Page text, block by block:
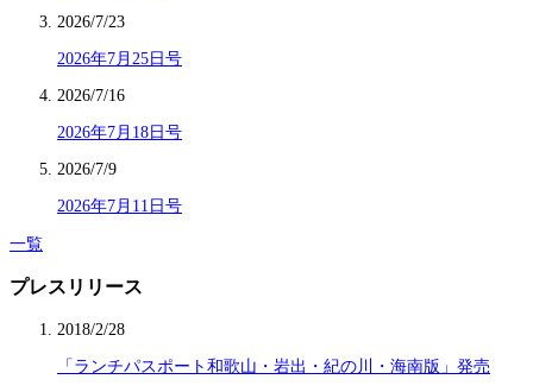
2026/7/23
2026年7月25日号
2026/7/16
2026年7月18日号
2026/7/9
2026年7月11日号
一覧
プレスリリース
2018/2/28
「ランチパスポート和歌山・岩出・紀の川・海南版」発売